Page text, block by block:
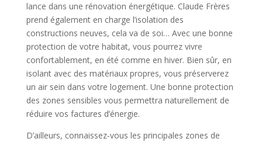
lance dans une rénovation énergétique. Claude Frères
prend également en charge l’isolation des
constructions neuves, cela va de soi… Avec une bonne
protection de votre habitat, vous pourrez vivre
confortablement, en été comme en hiver. Bien sûr, en
isolant avec des matériaux propres, vous préserverez
un air sein dans votre logement. Une bonne protection
des zones sensibles vous permettra naturellement de
réduire vos factures d’énergie.
D’ailleurs, connaissez-vous les principales zones de